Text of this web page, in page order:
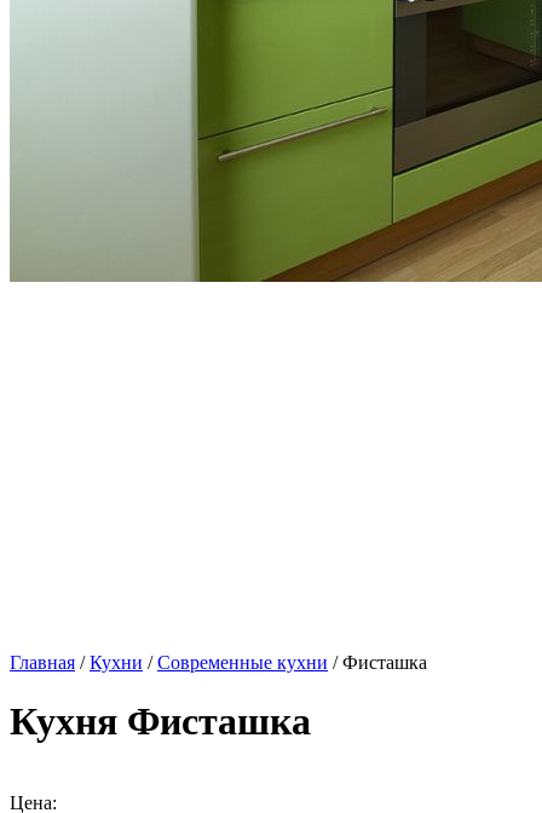
Главная /Кухни /Современные кухни / Фисташка
Кухня Фисташка
Цена: